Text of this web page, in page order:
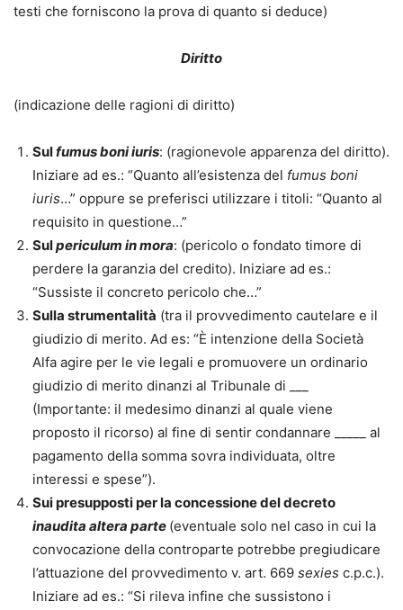
testi che forniscono la prova di quanto si deduce)
Diritto
(indicazione delle ragioni di diritto)
Sulfumus boni iuris: (ragionevole apparenza del diritto).
Iniziare ad es.: “Quanto all’esistenza del fumus boni
iuris…” oppure se preferisci utilizzare i titoli: “Quanto al
requisito in questione…”
Sulpericulum in mora: (pericolo o fondato timore di
perdere la garanzia del credito). Iniziare ad es.:
“Sussiste il concreto pericolo che…”
Sulla strumentalità (tra il provvedimento cautelare e il
giudizio di merito. Ad es: “È intenzione della Società
Alfa agire per le vie legali e promuovere un ordinario
giudizio di merito dinanzi al Tribunale di ___
(Importante: il medesimo dinanzi al quale viene
proposto il ricorso) al fine di sentir condannare _____ al
pagamento della somma sovra individuata, oltre
interessi e spese”).
Sui presupposti per la concessione del decreto
inaudita altera parte (eventuale solo nel caso in cui la
convocazione della controparte potrebbe pregiudicare
l’attuazione del provvedimento v. art. 669 sexies c.p.c.).
Iniziare ad es.: “Si rileva infine che sussistono i